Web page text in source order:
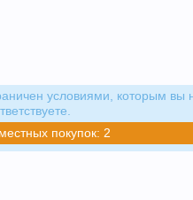
условиями, которым вы
покупок: 2